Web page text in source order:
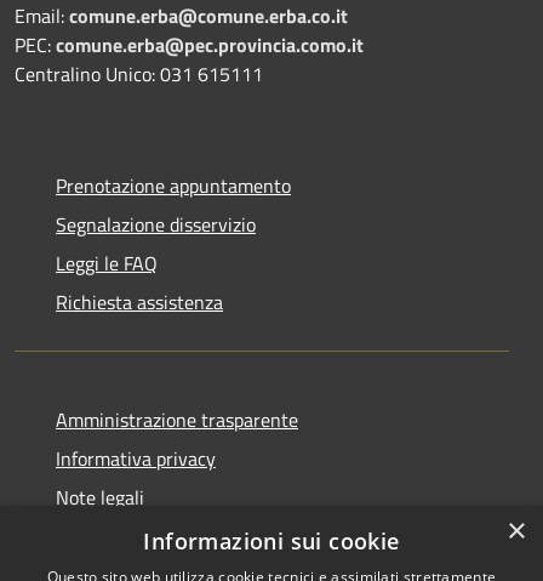
Email:comune.erba@comune.erba.co.it
PEC:comune.erba@pec.provincia.como.it
Centralino Unico: 031 615111
Prenotazione appuntamento
Segnalazione disservizio
Leggi le FAQ
Richiesta assistenza
Amministrazione trasparente
Informativa privacy
Note legali
Dichiarazione di accessibilità
×
Informazioni sui cookie
Questo sito web utilizza cookie tecnici e assimilati strettamente